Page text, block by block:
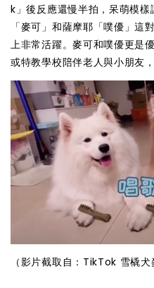
k」後反應還慢半拍，呆萌模
「麥可」和薩摩耶「噗優」這
上非常活躍。麥可和噗優更是
或特教學校陪伴老人與小朋友
（影片截取自：TikTok 雪橇